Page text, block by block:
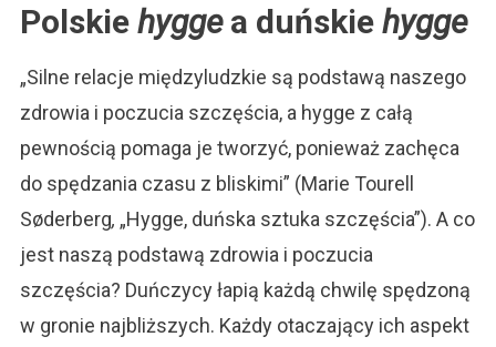
Polskie hyggea duńskie hygge
„Silne relacje międzyludzkie są podstawą naszego
zdrowia i poczucia szczęścia, a hygge z całą
pewnością pomaga je tworzyć, ponieważ zachęca
do spędzania czasu z bliskimi” (Marie Tourell
Søderberg, „Hygge, duńska sztuka szczęścia”). A co
jest naszą podstawą zdrowia i poczucia
szczęścia? Duńczycy łapią każdą chwilę spędzoną
w gronie najbliższych. Każdy otaczający ich aspekt